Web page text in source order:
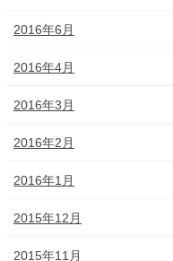
2016年6月
2016年4月
2016年3月
2016年2月
2016年1月
2015年12月
2015年11月